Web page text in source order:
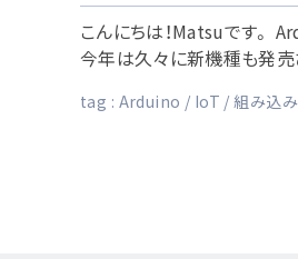
こんにちは！Matsuです。
今年は久々に新機種も発売
tag : Arduino IoT 組み込み